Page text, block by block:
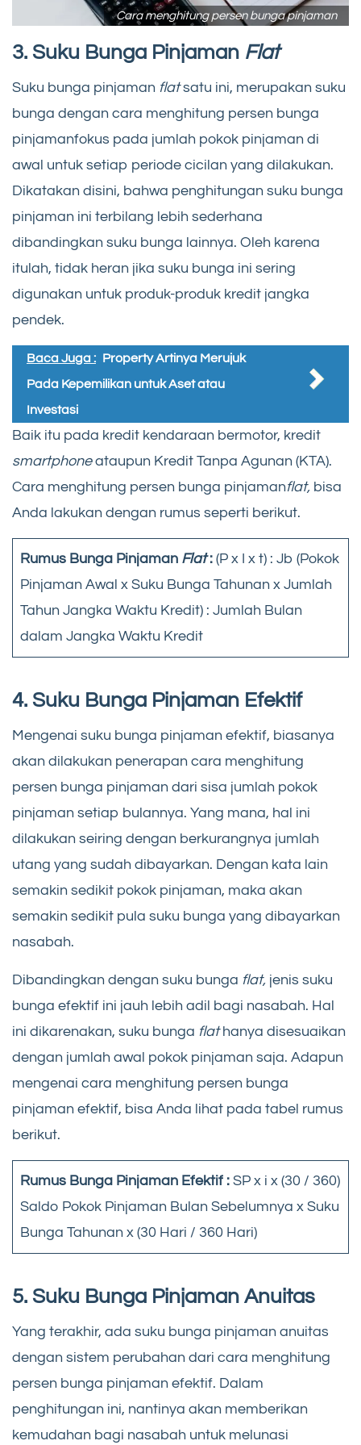
Cara menghitung persen bunga pinjaman
3. Suku Bunga Pinjaman Flat
Suku bunga pinjaman flatsatu ini, merupakan suku
bunga dengan cara menghitung persen bunga
pinjamanfokus pada jumlah pokok pinjaman di
awal untuk setiap periode cicilan yang dilakukan.
Dikatakan disini, bahwa penghitungan suku bunga
pinjaman ini terbilang lebih sederhana
dibandingkan suku bunga lainnya. Oleh karena
itulah, tidak heran jika suku bunga ini sering
digunakan untuk produk-produk kredit jangka
pendek.
Baca Juga : Property Artinya Merujuk
Pada Kepemilikan untuk Aset atau
Investasi
Baik itu pada kredit kendaraan bermotor, kredit
smartphoneataupun Kredit Tanpa Agunan (KTA).
Cara menghitung persen bunga pinjamanflat, bisa
Anda lakukan dengan rumus seperti berikut.
Rumus Bunga Pinjaman Flat: (P x I x t) : Jb (Pokok
Pinjaman Awal x Suku Bunga Tahunan x Jumlah
Tahun Jangka Waktu Kredit) : Jumlah Bulan
dalam Jangka Waktu Kredit
4. Suku Bunga Pinjaman Efektif
Mengenai suku bunga pinjaman efektif, biasanya
akan dilakukan penerapan cara menghitung
persen bunga pinjaman dari sisa jumlah pokok
pinjaman setiap bulannya. Yang mana, hal ini
dilakukan seiring dengan berkurangnya jumlah
utang yang sudah dibayarkan. Dengan kata lain
semakin sedikit pokok pinjaman, maka akan
semakin sedikit pula suku bunga yang dibayarkan
nasabah.
Dibandingkan dengan suku bunga flat, jenis suku
bunga efektif ini jauh lebih adil bagi nasabah. Hal
ini dikarenakan, suku bunga flat hanya disesuaikan
dengan jumlah awal pokok pinjaman saja. Adapun
mengenai cara menghitung persen bunga
pinjaman efektif, bisa Anda lihat pada tabel rumus
berikut.
Rumus Bunga Pinjaman Efektif : SP x i x (30 / 360)
Saldo Pokok Pinjaman Bulan Sebelumnya x Suku
Bunga Tahunan x (30 Hari / 360 Hari)
5. Suku Bunga Pinjaman Anuitas
Yang terakhir, ada suku bunga pinjaman anuitas
dengan sistem perubahan dari cara menghitung
persen bunga pinjaman efektif. Dalam
penghitungan ini, nantinya akan memberikan
kemudahan bagi nasabah untuk melunasi